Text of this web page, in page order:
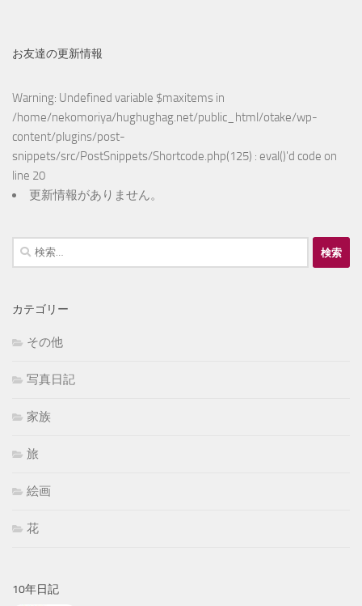
お友達の更新情報
Warning: Undefined variable $maxitems in
/home/nekomoriya/hughughag.net/public_html/otake/wp-
content/plugins/post-
snippets/src/PostSnippets/Shortcode.php(125) : eval()'d code on
line 20
更新情報がありません。
検
索:
カテゴリー
その他
写真日記
家族
旅
絵画
花
10年日記